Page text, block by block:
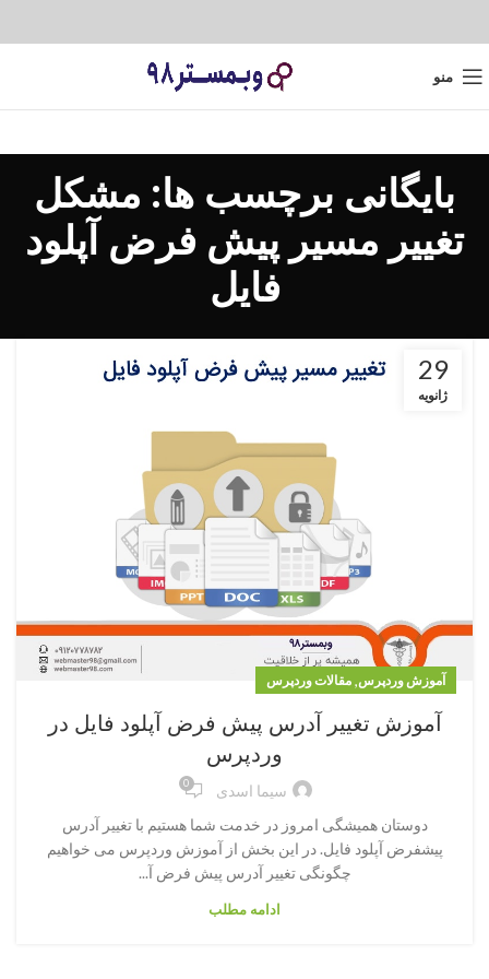
منو
بایگانی برچسب ها: مشکل
تغییر مسیر پیش فرض آپلود
فایل
29
ژانویه
آموزش وردپرس, مقالات وردپرس
آموزش تغییر آدرس پیش فرض آپلود فایل در
وردپرس
سیما اسدی 0
دوستان همیشگی امروز در خدمت شما هستیم با تغییر آدرس
پیشفرض آپلود فایل. در این بخش از آموزش وردپرس می خواهیم
چگونگی تغییر آدرس پیش فرض آ...
ادامه مطلب